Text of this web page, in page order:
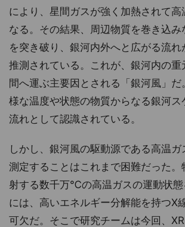
により、星間ガスが強く加熱されて高
なる。その結果、周辺物質を巻き込み
を突き破り、銀河内外へと広がる流れ
推測されている。これが、銀河内の重
間へ運ぶ主要因とされる「銀河風」だ
様な温度や状態の物質からなる銀河ス
流れとして認識されている。
しかし、銀河風の駆動源である高温
測定することはこれまで困難だった。
射する数千万℃の高温ガスの運動状態
には、高いエネルギー分解能を持つX
可欠だ。そこで研究チームは今回、